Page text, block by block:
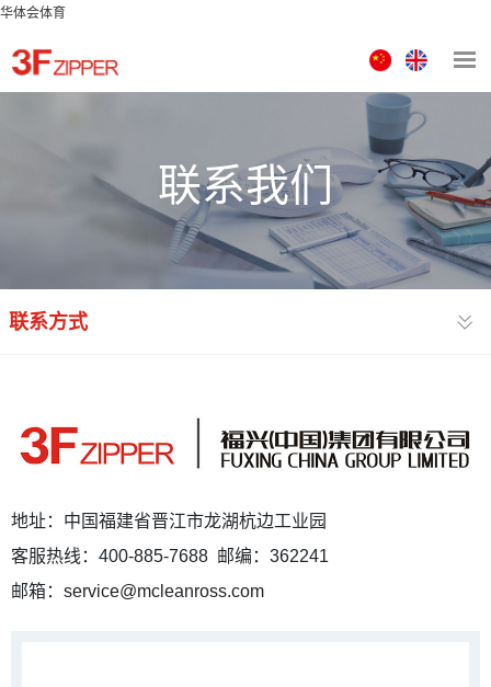
华体会体育
中
文
版
ENGLISH
联系我们
联系方式
地址：中国福建省晋江市龙湖杭边工业园
客服热线：400-885-7688 邮编：362241
邮箱：service@mcleanross.com